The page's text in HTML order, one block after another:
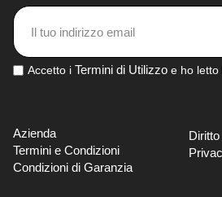
Accetto i Termini di Utilizzo e ho letto
Azienda
Termini e Condizioni
Condizioni di Garanzia